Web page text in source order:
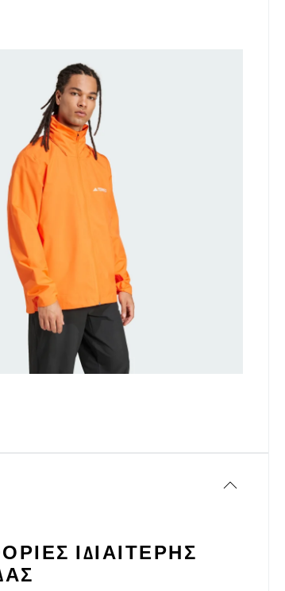
ΙΔΙΑΊΤΕΡΗΣ